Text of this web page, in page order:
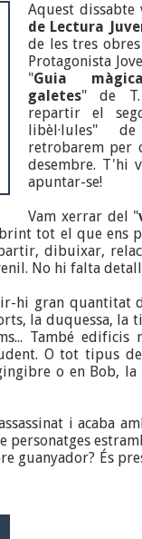
Aquest
de Lectura
de les tres
Protagonista
"Guia
galetes" de
repartir el
libèl·lules"
retrobarem per
desembre. T'hi
apuntar-se!
Vam xerrar del "
tot el que ens
dibuixar,
No hi falta
hi gran quantitat
la duquessa, la
També
O tot tipus
o en Bob,
i acaba
personatges
guanyador? És